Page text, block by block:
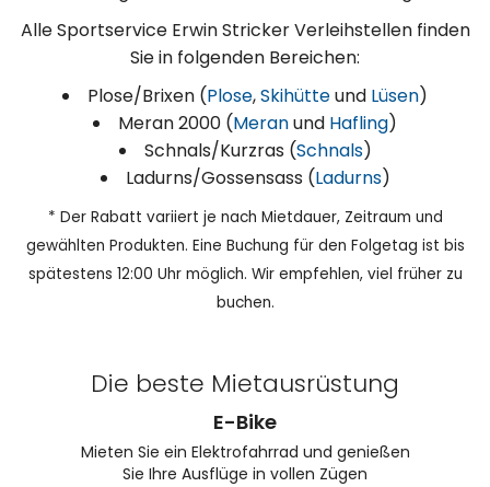
Alle Sportservice Erwin Stricker Verleihstellen finden
Sie in folgenden Bereichen:
Plose/Brixen (Plose,Skihütteund Lüsen)
Meran 2000 (Meranund Hafling)
Schnals/Kurzras (Schnals)
Ladurns/Gossensass (Ladurns)
* Der Rabatt variiert je nach Mietdauer, Zeitraum und
gewählten Produkten. Eine Buchung für den Folgetag ist bis
spätestens 12:00 Uhr möglich. Wir empfehlen, viel früher zu
buchen.
Die beste Mietausrüstung
E-Bike
Mieten Sie ein Elektrofahrrad und genießen
Sie Ihre Ausflüge in vollen Zügen